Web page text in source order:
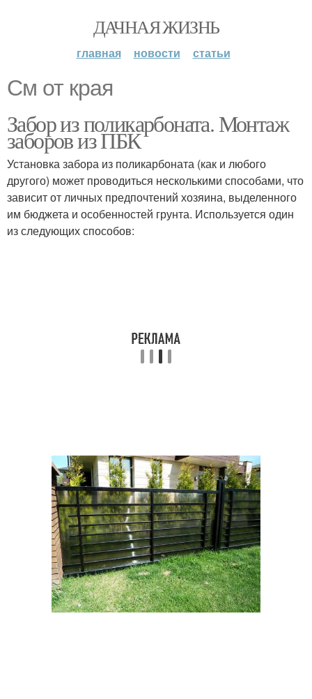
ДАЧНАЯ ЖИЗНЬ
главная новости статьи
См от края
Забор из поликарбоната. Монтаж
заборов из ПБК
Установка забора из поликарбоната (как и любого
другого) может проводиться несколькими способами, что
зависит от личных предпочтений хозяина, выделенного
им бюджета и особенностей грунта. Используется один
из следующих способов: